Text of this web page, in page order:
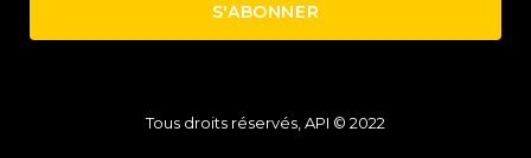
S'ABONNER
Tous droits réservés, API © 2022